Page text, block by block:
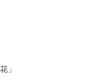
」